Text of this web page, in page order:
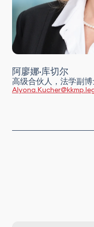
阿廖娜·库切尔
高级合伙人，法学副